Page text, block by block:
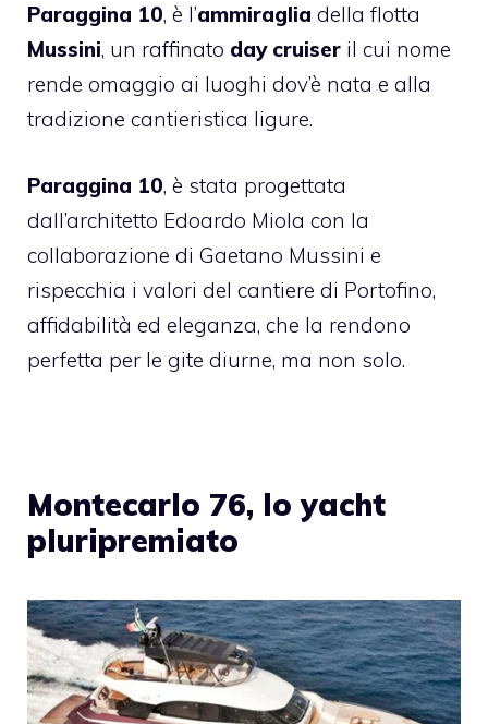
Paraggina 10, è l’ammiraglia della flotta
Mussini, un raffinato day cruiser il cui nome
rende omaggio ai luoghi dov’è nata e alla
tradizione cantieristica ligure.
Paraggina 10, è stata progettata
dall’architetto Edoardo Miola con la
collaborazione di Gaetano Mussini e
rispecchia i valori del cantiere di Portofino,
affidabilità ed eleganza, che la rendono
perfetta per le gite diurne, ma non solo.
Montecarlo 76, lo yacht
pluripremiato